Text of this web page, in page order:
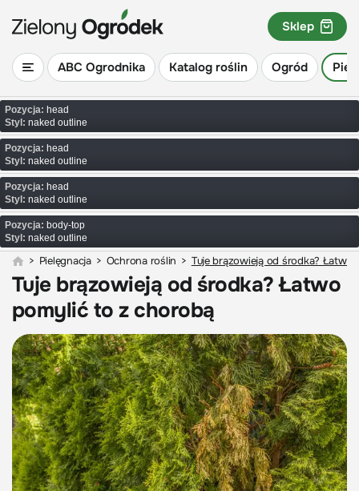
Pozycja: head
Styl: naked outline
Pozycja: head
Styl: naked outline
Pozycja: head
Styl: naked outline
Pozycja: body-top
Styl: naked outline
ABC Ogrodnika Katalog roślin Ogród
Sklep
> Pielęgnacja > Ochrona roślin > Tuje brązowieją od środka?
Tuje brązowieją od środka? Łatwo
pomylić to z chorobą